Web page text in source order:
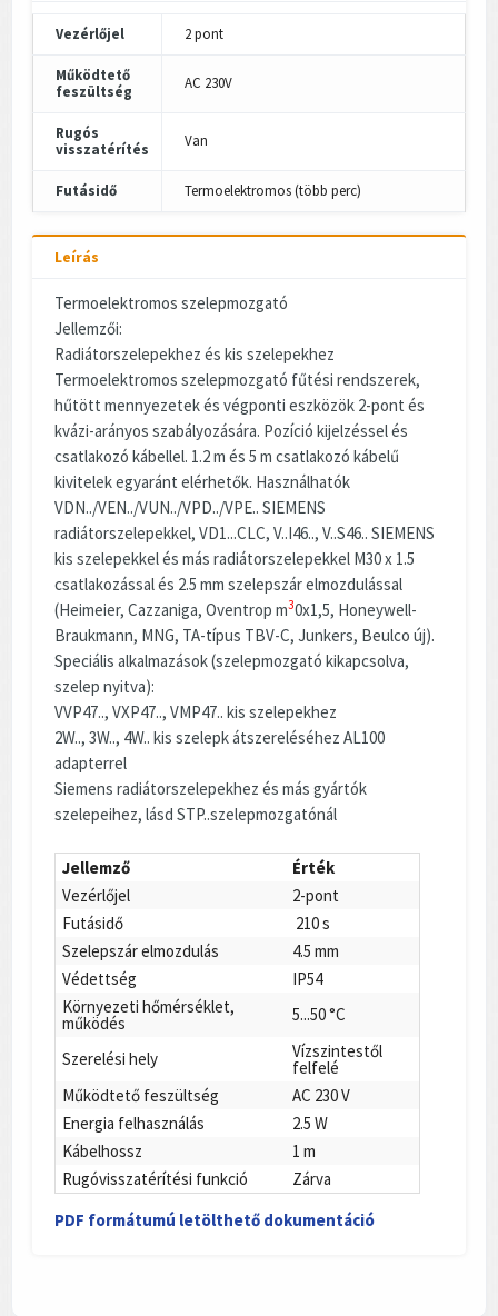
Vezérlőjel 2 pont
Működtető
feszültség
AC 230V
Rugós
visszatérítés
Van
Futásidő Termoelektromos (több perc)
Leírás
Termoelektromos szelepmozgató
Jellemzői:
Radiátorszelepekhez és kis szelepekhez
Termoelektromos szelepmozgató fűtési rendszerek,
hűtött mennyezetek és végponti eszközök 2-pont és
kvázi-arányos szabályozására. Pozíció kijelzéssel és
csatlakozó kábellel. 1.2 m és 5 m csatlakozó kábelű
kivitelek egyaránt elérhetők. Használhatók
VDN../VEN../VUN../VPD../VPE.. SIEMENS
radiátorszelepekkel, VD1...CLC, V..I46.., V..S46.. SIEMENS
kis szelepekkel és más radiátorszelepekkel M30 x 1.5
csatlakozással és 2.5 mm szelepszár elmozdulással
(Heimeier, Cazzaniga, Oventrop m30x1,5, Honeywell-
Braukmann, MNG, TA-típus TBV-C, Junkers, Beulco új).
Speciális alkalmazások (szelepmozgató kikapcsolva,
szelep nyitva):
VVP47.., VXP47.., VMP47.. kis szelepekhez
2W.., 3W.., 4W.. kis szelepk átszereléséhez AL100
adapterrel
Siemens radiátorszelepekhez és más gyártók
szelepeihez, lásd STP..szelepmozgatónál
Jellemző
Érték
Vezérlőjel
2-pont
Futásidő
210 s
Szelepszár elmozdulás
4.5 mm
Védettség
IP54
Környezeti hőmérséklet,
működés 5...50 °C
Szerelési hely Vízszintestől
felfelé
Működtető feszültség
AC 230 V
Energia felhasználás
2.5 W
Kábelhossz
1 m
Rugóvisszatérítési funkció
Zárva
PDF formátumú letölthető dokumentáció